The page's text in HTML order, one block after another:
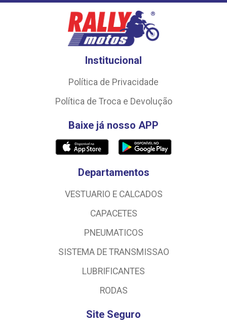
Institucional
Política de Privacidade
Política de Troca e Devolução
Baixe já nosso APP
Departamentos
VESTUARIO E CALCADOS
CAPACETES
PNEUMATICOS
SISTEMA DE TRANSMISSAO
LUBRIFICANTES
RODAS
Site Seguro